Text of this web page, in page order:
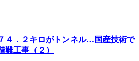
４．２キロがトンネル…国産技術で
難工事（２）